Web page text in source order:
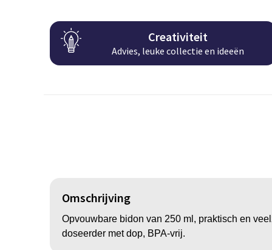
Creativiteit
Advies, leuke collectie en ideeën
Omschrijving
Opvouwbare bidon van 250 ml, praktisch en
doseerder met dop, BPA-vrij.